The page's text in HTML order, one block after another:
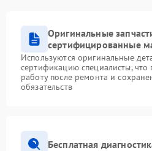
Оригинальные
сертифицированные
Используются оригинальные
сертификацию специалисты, что
работу после ремонта и
обязательств
Бесплатная